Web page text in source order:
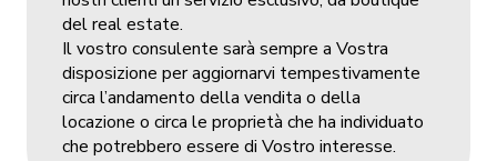
del real estate.
Il vostro consulente sarà sempre a Vostra
disposizione per aggiornarvi tempestivamente
circa l’andamento della vendita o della
locazione o circa le proprietà che ha individuato
che potrebbero essere di Vostro interesse.